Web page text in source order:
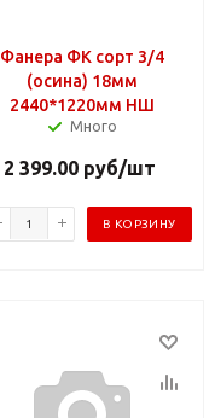
Фанера ФК сорт 3/4
(осина) 18мм
2440*1220мм НШ
Много
2 399.00 руб/шт
В КОРЗИНУ